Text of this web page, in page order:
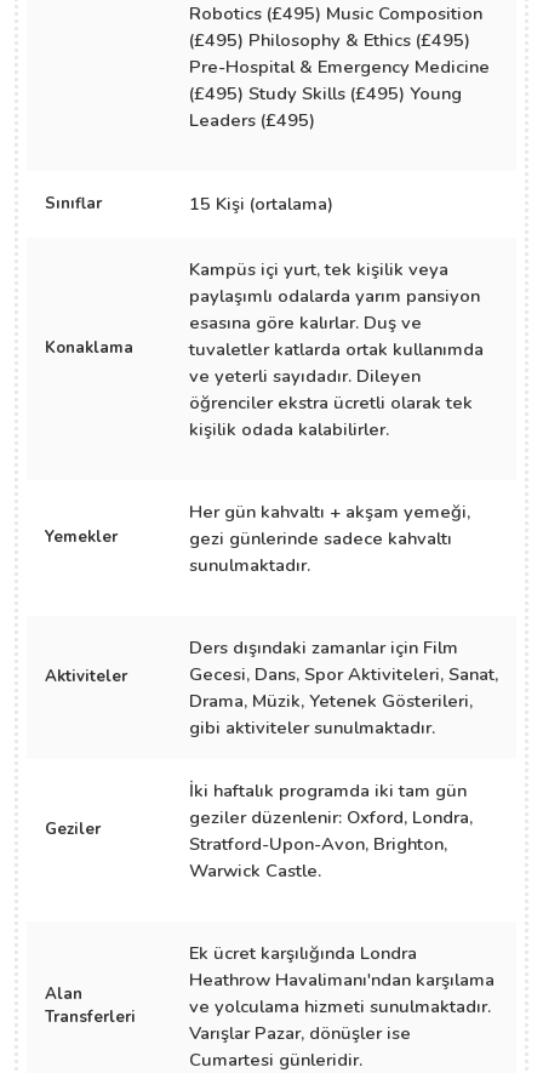
Robotics (£495) Music Composition
(£495) Philosophy & Ethics (£495)
Pre-Hospital & Emergency Medicine
(£495) Study Skills (£495) Young
Leaders (£495)
Sınıflar 15 Kişi (ortalama)
Konaklama
Kampüs içi yurt, tek kişilik veya
paylaşımlı odalarda yarım pansiyon
esasına göre kalırlar. Duş ve
tuvaletler katlarda ortak kullanımda
ve yeterli sayıdadır. Dileyen
öğrenciler ekstra ücretli olarak tek
kişilik odada kalabilirler.
Yemekler
Her gün kahvaltı + akşam yemeği,
gezi günlerinde sadece kahvaltı
sunulmaktadır.
Aktiviteler
Ders dışındaki zamanlar için Film
Gecesi, Dans, Spor Aktiviteleri, Sanat,
Drama, Müzik, Yetenek Gösterileri,
gibi aktiviteler sunulmaktadır.
Geziler
İki haftalık programda iki tam gün
geziler düzenlenir: Oxford, Londra,
Stratford-Upon-Avon, Brighton,
Warwick Castle.
Alan
Transferleri
Ek ücret karşılığında Londra
Heathrow Havalimanı'ndan karşılama
ve yolculama hizmeti sunulmaktadır.
Varışlar Pazar, dönüşler ise
Cumartesi günleridir.